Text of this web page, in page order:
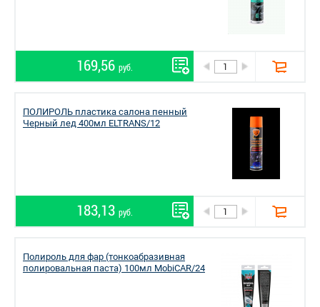
169,56 руб.
ПОЛИРОЛЬ пластика салона пенный
Черный лед 400мл ELTRANS/12
183,13 руб.
Полироль для фар (тонкоабразивная
полировальная паста) 100мл MobiCAR/24